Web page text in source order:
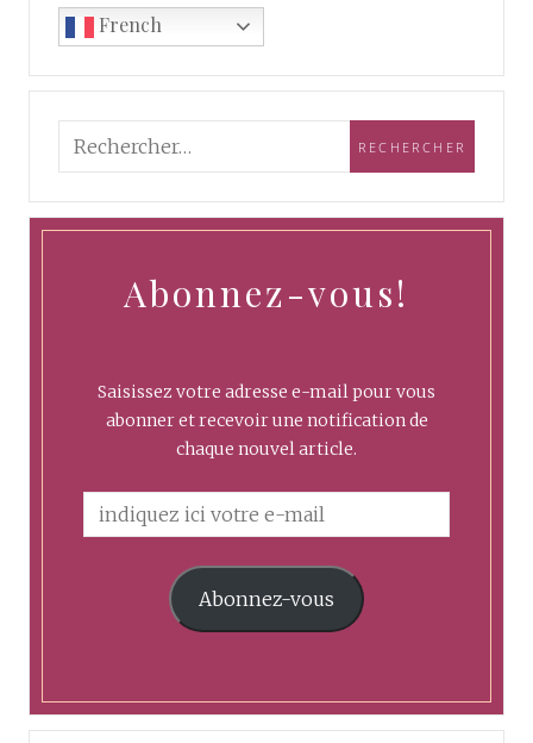
French
Abonnez-vous!
Saisissez votre adresse e-mail pour vous
abonner et recevoir une notification de
chaque nouvel article.
Abonnez-vous